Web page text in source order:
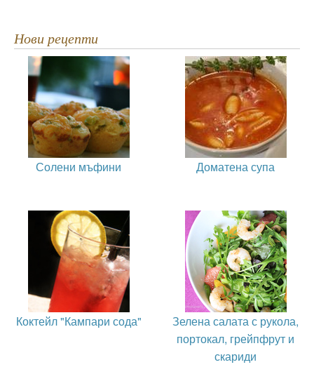
Нови рецепти
Солени мъфини Доматена супа
Коктейл "Кампари сода"
Зелена салата с рукола,
портокал, грейпфрут и
скариди